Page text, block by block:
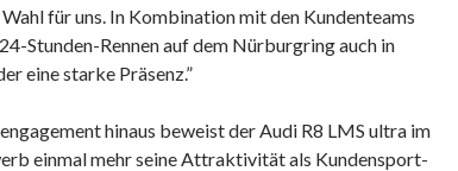
für uns. In Kombination mit den Kundenteams
Stunden-Rennen auf dem Nürburgring auch in
eine starke Präsenz.”
hinaus beweist der Audi R8 LMS ultra im
einmal mehr seine Attraktivität als Kundensport-